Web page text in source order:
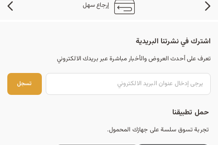
إرجاع سهل
اشترك في نشرتنا البريدية
تعرف على أحدث العروض والأخبار مباشرة عبر بريدك الالكتروني
تسجل
حمل تطبيقنا
تجربة تسوق سلسة على جهازك المحمول.